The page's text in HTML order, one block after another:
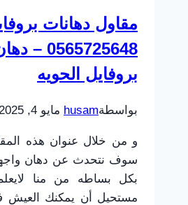
مميزة
تدوم
طويلاً
مقاول دهانات
بروفايل الحويه
بواسطةhusam مايو 4, 2025
و من خلال عنوان هذه
سوف نتحدث عن دهان
بكل بساطه من منا
مستحيل أن يمكنك العيش